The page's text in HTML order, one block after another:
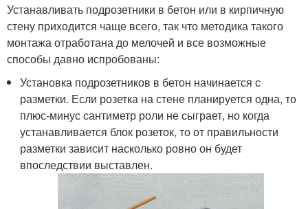
Устанавливать подрозетники в бетон или в кирпичную
стену приходится чаще всего, так что методика такого
монтажа отработана до мелочей и все возможные
способы давно испробованы:
Установка подрозетников в бетон начинается с
разметки. Если розетка на стене планируется одна, то
плюс-минус сантиметр роли не сыграет, но когда
устанавливается блок розеток, то от правильности
разметки зависит насколько ровно он будет
впоследствии выставлен.